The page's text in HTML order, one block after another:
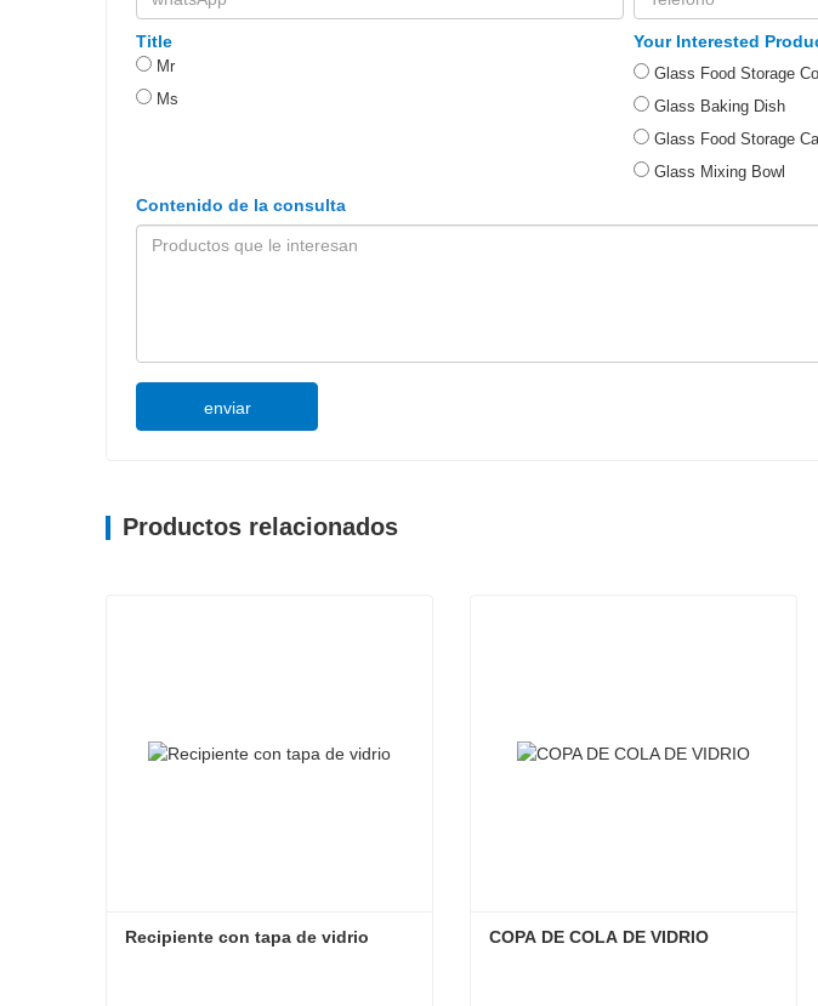
Title
Mr
Ms
Your Interested
Glass Food Storage
Glass Baking Dish
Glass Food Storage
Glass Mixing Bowl
Contenido de la consulta
enviar
Productos relacionados
Recipiente con tapa de vidrio COPA DE COLA DE VIDRIO